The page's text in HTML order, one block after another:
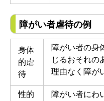
障がい者虐待の例
身体
的虐
待
障がい者の身
じるおそれの
理由なく障が
性的
障がい者にわ